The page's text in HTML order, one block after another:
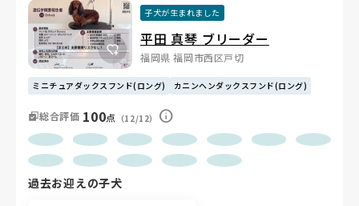
子犬が生まれました
平田 真琴 ブリーダー
福岡県 福岡市西区戸切
ミニチュアダックスフンド(ロング) カニンヘンダックスフンド(ロング)
総合評価 100点 （12/12）
過去お迎えの子犬